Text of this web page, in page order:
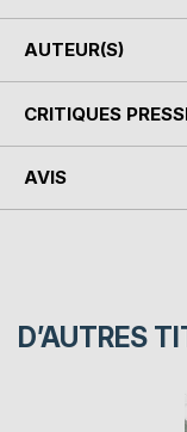
AUTEUR(S)
CRITIQUES
AVIS
D’AUTRES